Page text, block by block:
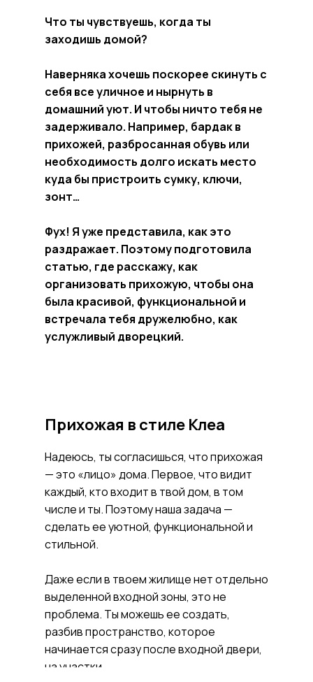
Что ты чувствуешь, когда ты
заходишь домой?
Наверняка хочешь поскорее скинуть с
себя все уличное и нырнуть в
домашний уют. И чтобы ничто тебя не
задерживало. Например, бардак в
прихожей, разбросанная обувь или
необходимость долго искать место
куда бы пристроить сумку, ключи,
зонт…
Фух! Я уже представила, как это
раздражает. Поэтому подготовила
статью, где расскажу, как
организовать прихожую, чтобы она
была красивой, функциональной и
встречала тебя дружелюбно, как
услужливый дворецкий.
Надеюсь, ты согласишься, что прихожая
— это «лицо» дома. Первое, что видит
каждый, кто входит в твой дом, в том
числе и ты. Поэтому наша задача —
сделать ее уютной, функциональной и
стильной.
Даже если в твоем жилище нет отдельно
выделенной входной зоны, это не
проблема. Ты можешь ее создать,
разбив пространство, которое
начинается сразу после входной двери,
на участки.
Прихожая в стиле Клеа